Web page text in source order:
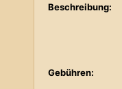
Beschreibung:
Gebühren: